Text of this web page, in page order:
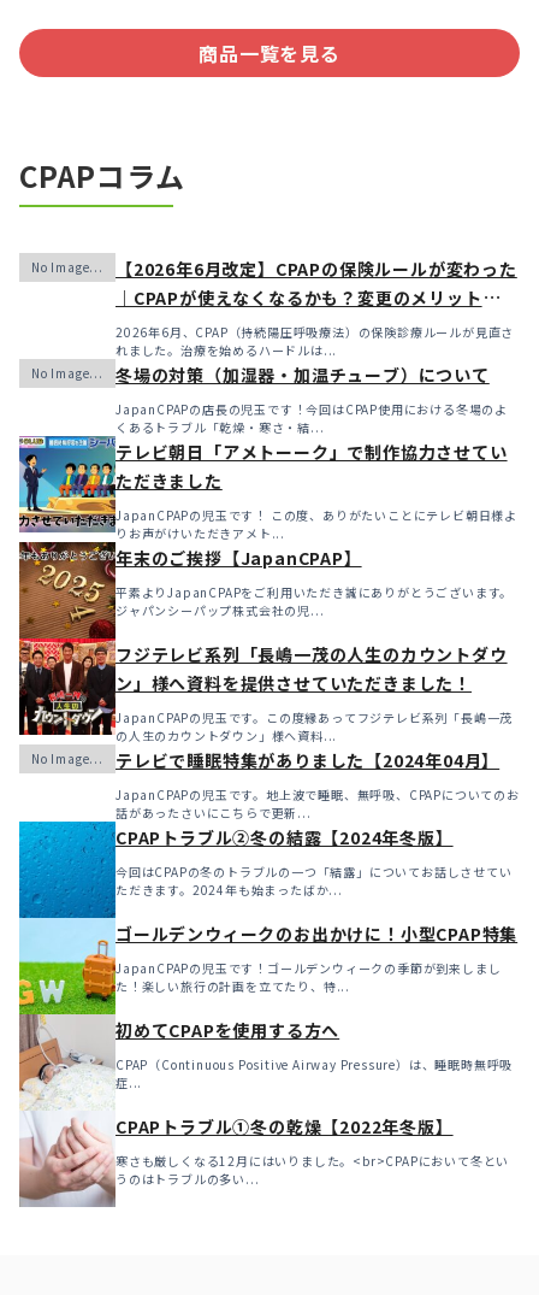
商品一覧を見る
CPAPコラム
【2026年6月改定】CPAPの保険ルールが変わった
｜CPAPが使えなくなるかも？変更のメリット・デ
メリットと「購入」という選択肢
2026年6月、CPAP（持続陽圧呼吸療法）の保険診療ルールが見直さ
れました。治療を始めるハードルは...
冬場の対策（加湿器・加温チューブ）について
JapanCPAPの店長の児玉です！今回はCPAP使用における冬場のよ
くあるトラブル「乾燥・寒さ・結...
テレビ朝日「アメトーーク」で制作協力させてい
ただきました
JapanCPAPの児玉です！ この度、ありがたいことにテレビ朝日様よ
りお声がけいただきアメト...
年末のご挨拶【JapanCPAP】
平素よりJapanCPAPをご利用いただき誠にありがとうございます。
ジャパンシーパップ株式会社の児...
フジテレビ系列「長嶋一茂の人生のカウントダウ
ン」様へ資料を提供させていただきました！
JapanCPAPの児玉です。この度縁あってフジテレビ系列「長嶋一茂
の人生のカウントダウン」様へ資料...
テレビで睡眠特集がありました【2024年04月】
JapanCPAPの児玉です。地上波で睡眠、無呼吸、CPAPについてのお
話があったさいにこちらで更新...
CPAPトラブル②冬の結露【2024年冬版】
今回はCPAPの冬のトラブルの一つ「結露」についてお話しさせてい
ただきます。2024年も始まったばか...
ゴールデンウィークのお出かけに！小型CPAP特集
JapanCPAPの児玉です！ゴールデンウィークの季節が到来しまし
た！楽しい旅行の計画を立てたり、特...
初めてCPAPを使用する方へ
CPAP（Continuous Positive Airway Pressure）は、睡眠時無呼吸
症...
CPAPトラブル①冬の乾燥【2022年冬版】
寒さも厳しくなる12月にはいりました。<br>CPAPにおいて冬とい
うのはトラブルの多い...